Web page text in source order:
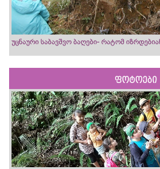
უცნაური საბავშვო ბაღები- რატომ
ფოტოები